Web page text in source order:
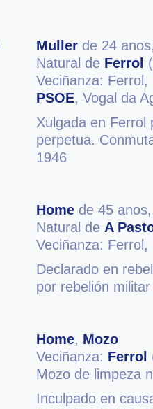
Muller de 24
Natural de Ferrol
Veciñanza: Ferrol,
PSOE, Vogal da
Xulgada en Ferrol
perpetua.
1946
Home de 45
Natural de A
Veciñanza: Ferrol,
Declarado en
por rebelión
Home, Mozo
Veciñanza: Ferrol
Mozo de limpeza
Inculpado en